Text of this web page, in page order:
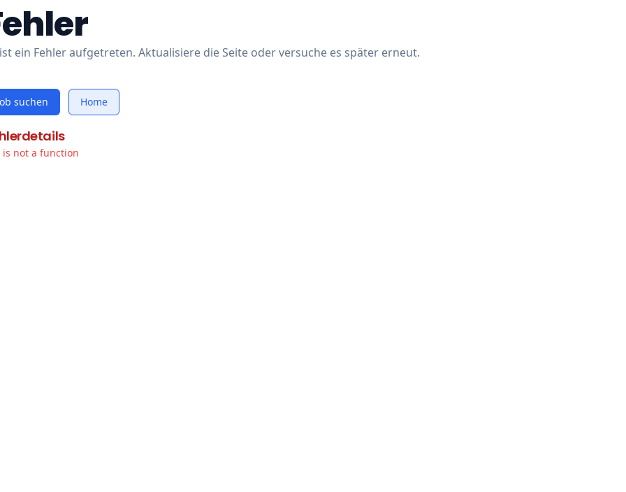
ein Fehler aufgetreten. Aktualisiere die Seite oder versuche es später erneut.
suchen Home
is not a function